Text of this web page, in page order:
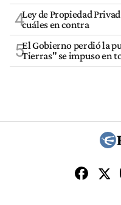
4Ley de Propiedad
cuáles en contra
5El Gobierno perdió la
Tierras" se impuso en